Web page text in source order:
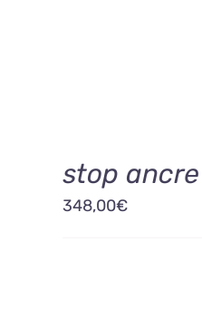
stop
348,00€